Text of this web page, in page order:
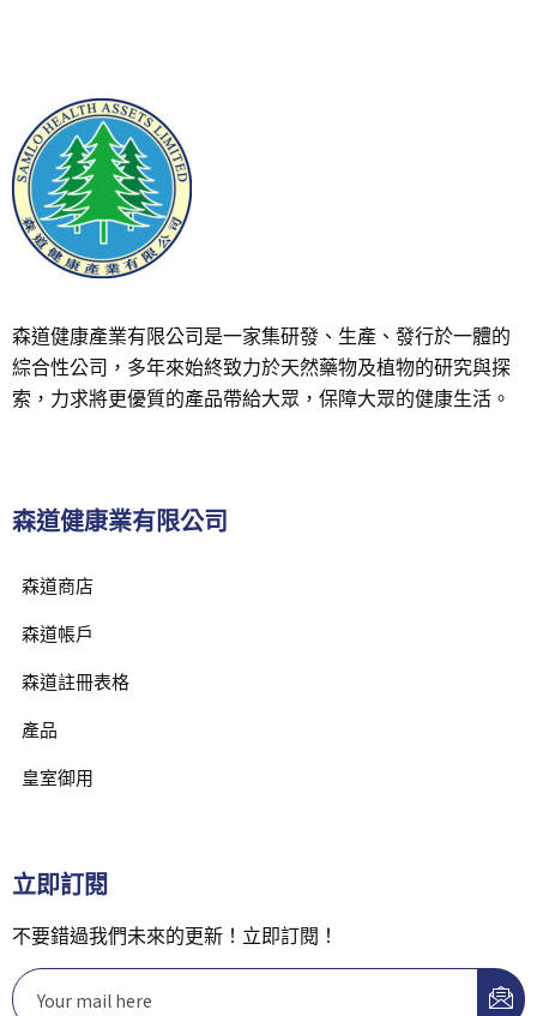
森道健康產業有限公司是一家集研發、生產、發行於一體的
綜合性公司，多年來始終致力於天然藥物及植物的研究與探
索，力求將更優質的產品帶給大眾，保障大眾的健康生活。
森道健康業有限公司
森道商店
森道帳戶
森道註冊表格
產品
皇室御用
立即訂閱
不要錯過我們未來的更新！立即訂閱！